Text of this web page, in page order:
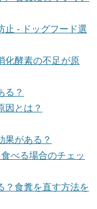
止 - ドッグフード選
化酵素の不足が原
る？
因とは？
果がある？
べる場合のチェッ
？食糞を直す方法を